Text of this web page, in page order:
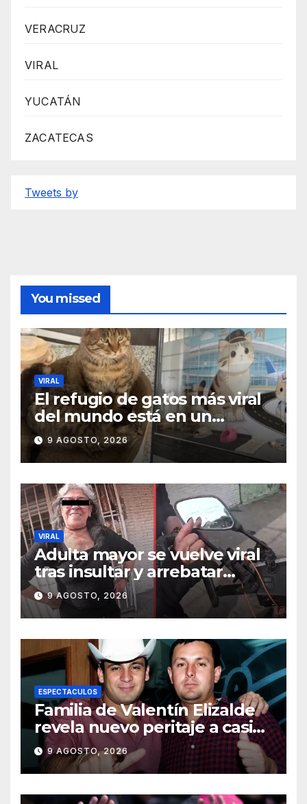
VERACRUZ
VIRAL
YUCATÁN
ZACATECAS
Tweets by
You missed
VIRAL
El refugio de gatos más viral
del mundo está en un
aeropuerto internacional y
tiene a tres felinos
patrullando las puertas de
embarque
9 AGOSTO, 2026
VIRAL
Adulta mayor se vuelve viral
tras insultar y arrebatar
celular a repartidor
9 AGOSTO, 2026
ESPECTACULOS
Familia de Valentín Elizalde
revela nuevo peritaje a casi
20 años de su homîcîdîo
9 AGOSTO, 2026